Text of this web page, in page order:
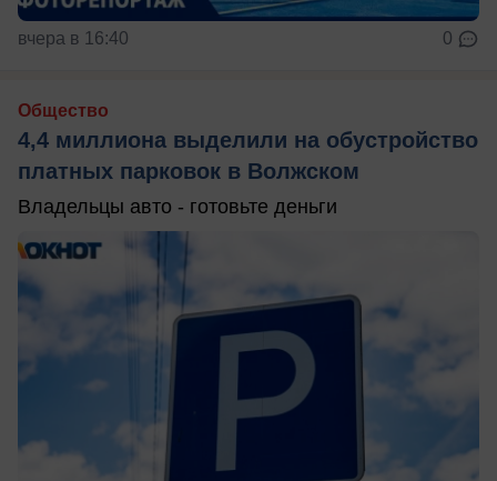
вчера в 16:40 0
Общество
4,4 миллиона выделили на обустройство
платных парковок в Волжском
Владельцы авто - готовьте деньги